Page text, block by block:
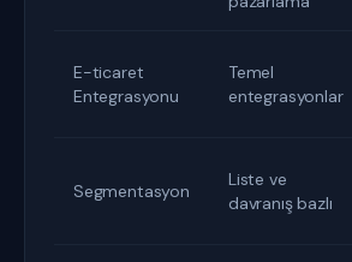
E-ticaret
Entegrasyonu
Temel
entegrasyonlar
Segmentasyon
Liste ve
davranış bazlı